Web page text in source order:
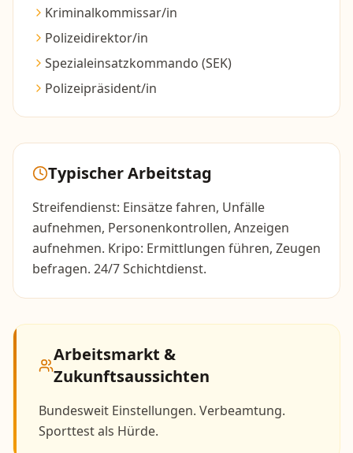
Kriminalkommissar/in
Polizeidirektor/in
Spezialeinsatzkommando (SEK)
Polizeipräsident/in
Typischer Arbeitstag
Streifendienst: Einsätze fahren, Unfälle
aufnehmen, Personenkontrollen, Anzeigen
aufnehmen. Kripo: Ermittlungen führen, Zeugen
befragen. 24/7 Schichtdienst.
Arbeitsmarkt &
Zukunftsaussichten
Bundesweit Einstellungen. Verbeamtung.
Sporttest als Hürde.